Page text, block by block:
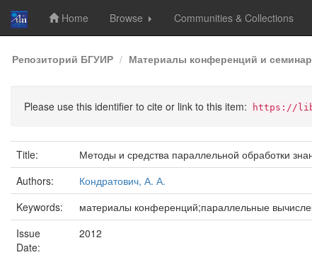
Skip
navigation
Home Browse Communities & Collections
Репозиторий БГУИР Материалы конференций и
Please use this identifier to cite or link to this item: https://
Title:
Методы и средства параллельной обработки
Authors:
Кондратович, А. А.
Keywords:
материалы конференций;параллельные
Issue
Date:
2012